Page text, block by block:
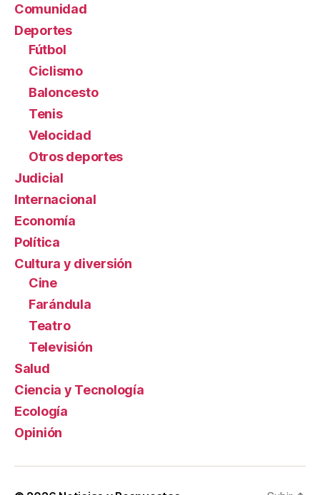
Comunidad
Deportes
Fútbol
Ciclismo
Baloncesto
Tenis
Velocidad
Otros deportes
Judicial
Internacional
Economía
Política
Cultura y diversión
Cine
Farándula
Teatro
Televisión
Salud
Ciencia y Tecnología
Ecología
Opinión